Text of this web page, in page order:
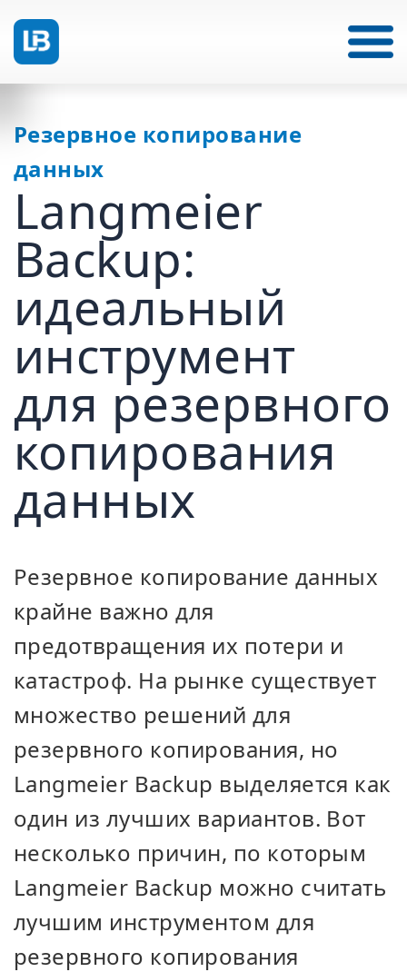
Резервное копирование
данных
Langmeier
Backup:
идеальный
инструмент
для резервного
копирования
данных
Резервное копирование данных
крайне важно для
предотвращения их потери и
катастроф. На рынке существует
множество решений для
резервного копирования, но
Langmeier Backup выделяется как
один из лучших вариантов. Вот
несколько причин, по которым
Langmeier Backup можно считать
лучшим инструментом для
резервного копирования